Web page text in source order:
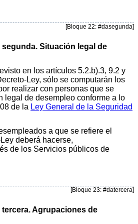
[Bloque 22: #dasegunda]
Situación legal de
en los artículos 5.2.b).3, 9.2 y
Ley, sólo se computarán los
realizar con personas que se
legal de desempleo conforme a lo
de la Ley General de la Seguridad
a que se refiere el
deberá hacerse,
de los Servicios públicos de
[Bloque 23: #datercera]
Agrupaciones de